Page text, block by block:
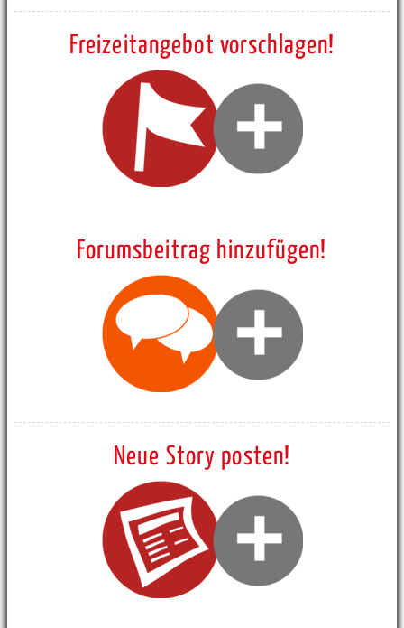
Freizeitangebot vorschlagen!
Forumsbeitrag hinzufügen!
Neue Story posten!